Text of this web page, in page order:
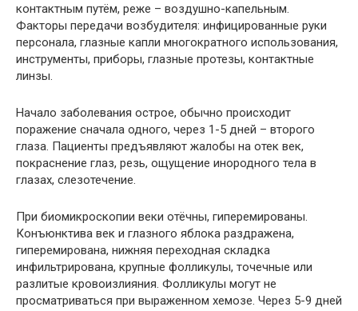
контактным путём, реже – воздушно-капельным.
Факторы передачи возбудителя: инфицированные руки
персонала, глазные капли многократного использования,
инструменты, приборы, глазные протезы, контактные
линзы.
Начало заболевания острое, обычно происходит
поражение сначала одного, через 1-5 дней – второго
глаза. Пациенты предъявляют жалобы на отек век,
покраснение глаз, резь, ощущение инородного тела в
глазах, слезотечение.
При биомикроскопии веки отёчны, гиперемированы.
Конъюнктива век и глазного яблока раздражена,
гиперемирована, нижняя переходная складка
инфильтрирована, крупные фолликулы, точечные или
разлитые кровоизлияния. Фолликулы могут не
просматриваться при выраженном хемозе. Через 5-9 дней